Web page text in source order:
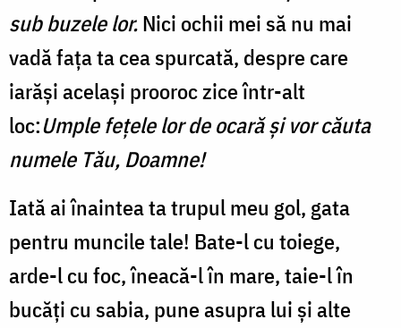
sub buzele lor.Nici ochii mei să nu mai
vadă fața ta cea spurcată, despre care
iarăși același prooroc zice într-alt
loc:Umple fețele lor de ocară și vor căuta
numele Tău, Doamne!
Iată ai înaintea ta trupul meu gol, gata
pentru muncile tale! Bate-l cu toiege,
arde-l cu foc, îneacă-l în mare, taie-l în
bucăți cu sabia, pune asupra lui și alte